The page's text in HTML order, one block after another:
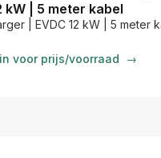
kW | 5 meter kabel
| EVDC 12 kW | 5 meter
voor prijs/voorraad →